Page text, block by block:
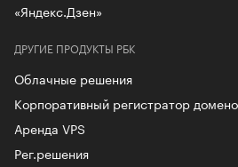
ДРУГИЕ ПРОДУКТЫ РБК
Облачные решения
Корпоративный регистратор
Аренда VPS
Рег.решения
«Яндекс.Дзен»